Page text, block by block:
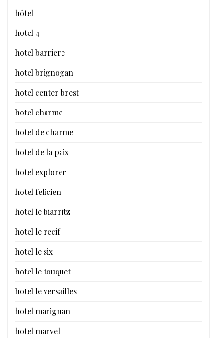
hôtel
hotel 4
hotel barriere
hotel brignogan
hotel center brest
hotel charme
hotel de charme
hotel de la paix
hotel explorer
hotel felicien
hotel le biarritz
hotel le recif
hotel le six
hotel le touquet
hotel le versailles
hotel marignan
hotel marvel